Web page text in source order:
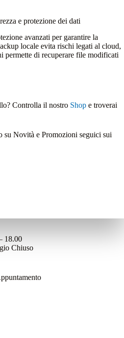
e protezione dei dati
avanzati per garantire la
locale evita rischi legati al cloud,
permette di recuperare file modificati
Controlla il nostro Shop e troverai
su Novità e Promozioni seguici sui
18.00
Chiuso